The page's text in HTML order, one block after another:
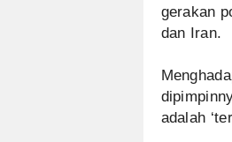
gerakan
dan Iran.
adalah